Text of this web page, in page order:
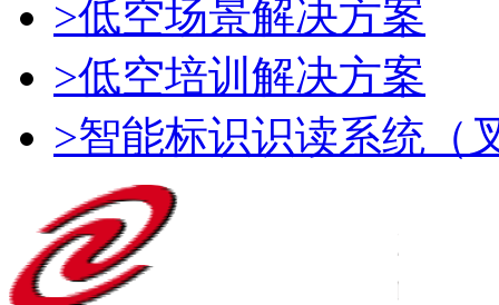
>低空场景解决方案
>低空培训解决方案
>智能标识识读系统（